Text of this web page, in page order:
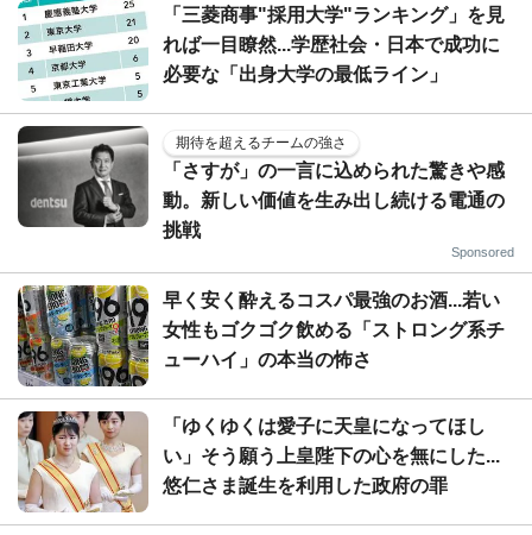
「三菱商事"採用大学"ランキング」を見
れば一目瞭然...学歴社会・日本で成功に
必要な「出身大学の最低ライン」
期待を超えるチームの強さ
「さすが」の一言に込められた驚きや感
動。新しい価値を生み出し続ける電通の
挑戦
Sponsored
早く安く酔えるコスパ最強のお酒...若い
女性もゴクゴク飲める「ストロング系チ
ューハイ」の本当の怖さ
「ゆくゆくは愛子に天皇になってほし
い」そう願う上皇陛下の心を無にした...
悠仁さま誕生を利用した政府の罪